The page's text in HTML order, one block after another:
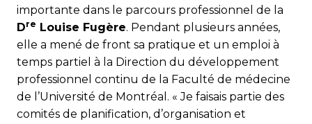
importante dans le parcours professionnel de la
Dre Louise Fugère. Pendant plusieurs années,
elle a mené de front sa pratique et un emploi à
temps partiel à la Direction du développement
professionnel continu de la Faculté de médecine
de l’Université de Montréal. « Je faisais partie des
comités de planification, d’organisation et